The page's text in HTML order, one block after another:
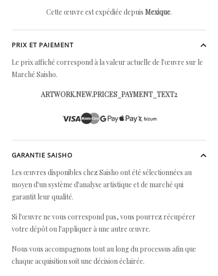
Cette œuvre est expédiée depuis Mexique.
PRIX ET PAIEMENT
Le prix affiché correspond à la valeur actuelle de l'œuvre sur le
Marché Saisho.
ARTWORK.NEW.PRICES_PAYMENT_TEXT2
GARANTIE SAISHO
Les œuvres disponibles chez Saisho ont été sélectionnées au
moyen d'un système d'analyse artistique et de marché qui
garantit leur qualité.
Si l'œuvre ne vous correspond pas, vous pourrez récupérer
votre dépôt ou l'appliquer à une autre œuvre.
Nous vous accompagnons tout au long du processus afin que
chaque acquisition soit une décision éclairée.